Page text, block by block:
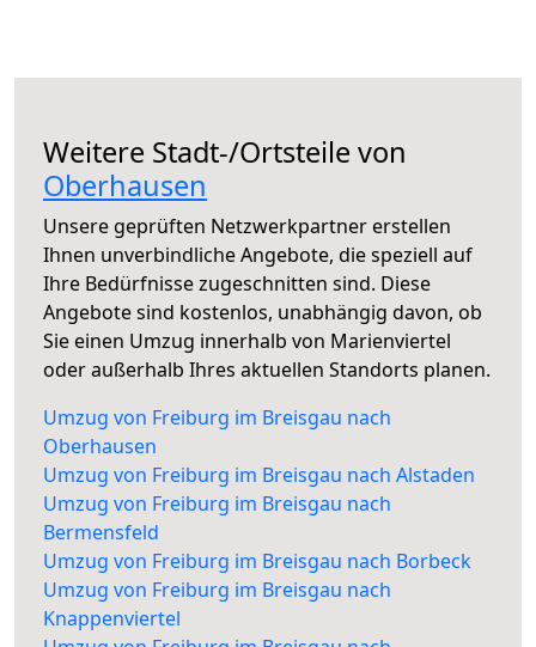
Weitere Stadt-/Ortsteile von
Oberhausen
Unsere geprüften Netzwerkpartner erstellen
Ihnen unverbindliche Angebote, die speziell auf
Ihre Bedürfnisse zugeschnitten sind. Diese
Angebote sind kostenlos, unabhängig davon, ob
Sie einen Umzug innerhalb von Marienviertel
oder außerhalb Ihres aktuellen Standorts planen.
Umzug von Freiburg im Breisgau nach
Oberhausen
Umzug von Freiburg im Breisgau nach Alstaden
Umzug von Freiburg im Breisgau nach
Bermensfeld
Umzug von Freiburg im Breisgau nach Borbeck
Umzug von Freiburg im Breisgau nach
Knappenviertel